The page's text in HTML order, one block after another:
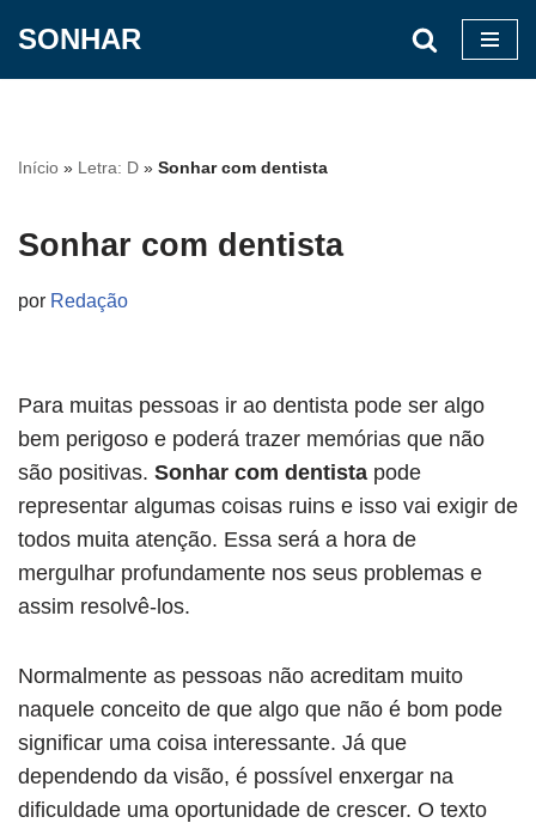
conteúdo
SONHAR
Início » Letra: D » Sonhar com dentista
Sonhar com dentista
por Redação
Para muitas pessoas ir ao dentista pode ser algo
bem perigoso e poderá trazer memórias que não
são positivas. Sonhar com dentista pode
representar algumas coisas ruins e isso vai exigir de
todos muita atenção. Essa será a hora de
mergulhar profundamente nos seus problemas e
assim resolvê-los.
Normalmente as pessoas não acreditam muito
naquele conceito de que algo que não é bom pode
significar uma coisa interessante. Já que
dependendo da visão, é possível enxergar na
dificuldade uma oportunidade de crescer. O texto